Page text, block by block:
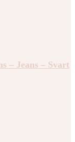
– Jeans – Svart